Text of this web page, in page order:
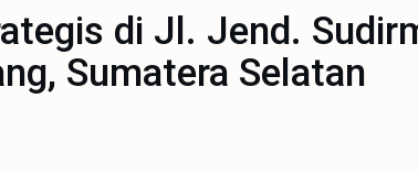
di Jl. Jend.
Sumatera Selatan